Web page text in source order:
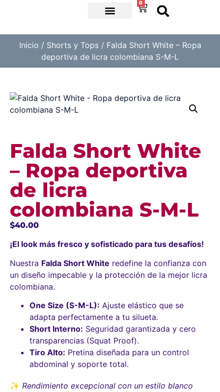
0
Inicio / Shorts y Tops/ Falda Short White – Ropa
deportiva de licra colombiana S-M-L
Falda Short White
– Ropa deportiva
de licra
colombiana S-M-L
$40.00
¡El look más fresco y sofisticado para tus desafíos!
Nuestra Falda Short White redefine la confianza con
un diseño impecable y la protección de la mejor licra
colombiana.
One Size (S-M-L): Ajuste elástico que se
adapta perfectamente a tu silueta.
Short Interno: Seguridad garantizada y cero
transparencias (Squat Proof).
Tiro Alto: Pretina diseñada para un control
abdominal y soporte total.
✨ Rendimiento excepcional con un estilo blanco